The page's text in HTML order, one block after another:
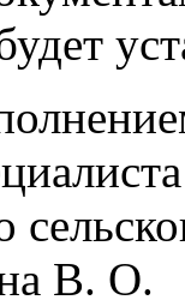
В. О.